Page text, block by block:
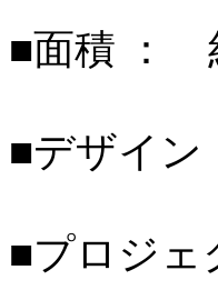
■面積 ：
■デザイ
■プロジェ